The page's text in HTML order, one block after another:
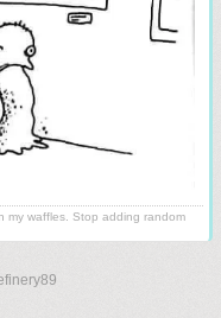
my waffles. Stop adding random